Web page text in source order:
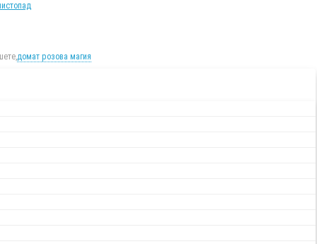
домат розова магия